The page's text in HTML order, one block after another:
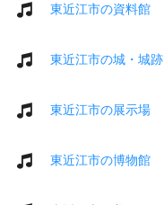
東近江市の資料館
東近江市の城・城跡
東近江市の展示場
東近江市の博物館